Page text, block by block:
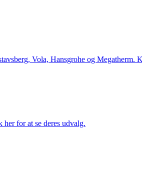
Vola, Hansgrohe og Megatherm.
for at se deres udvalg.